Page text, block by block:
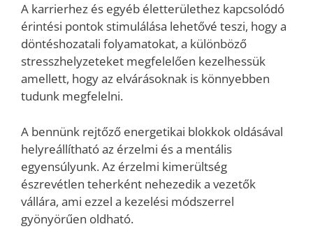
A karrierhez és egyéb életterülethez kapcsolódó
érintési pontok stimulálása lehetővé teszi, hogy a
döntéshozatali folyamatokat, a különböző
stresszhelyzeteket megfelelően kezelhessük
amellett, hogy az elvárásoknak is könnyebben
tudunk megfelelni.
A bennünk rejtőző energetikai blokkok oldásával
helyreállítható az érzelmi és a mentális
egyensúlyunk. Az érzelmi kimerültség
észrevétlen teherként nehezedik a vezetők
vállára, ami ezzel a kezelési módszerrel
gyönyörűen oldható.